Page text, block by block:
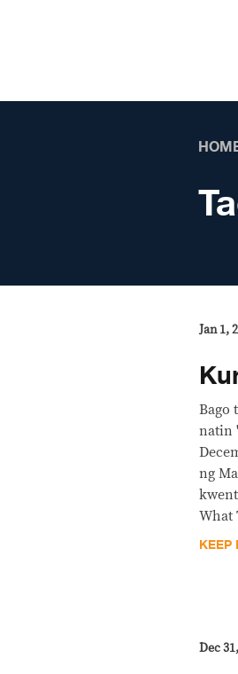
Jan 1,
Bago
natin
ng
What
KEEP
Dec